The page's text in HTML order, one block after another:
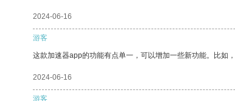
2024-06-16
游客
这款加速器app的功能有点单一，可以增加一些新功能。比如
2024-06-16
游客